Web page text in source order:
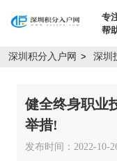
专
帮
深圳积分入户网 > 深圳
健全终身职业
举措!
发布时间：2022-10-